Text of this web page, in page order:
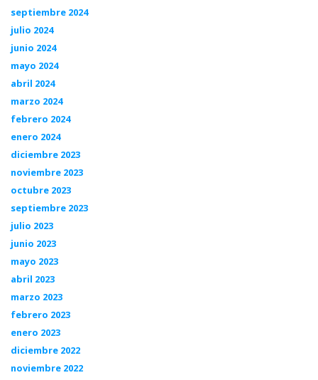
septiembre 2024
julio 2024
junio 2024
mayo 2024
abril 2024
marzo 2024
febrero 2024
enero 2024
diciembre 2023
noviembre 2023
octubre 2023
septiembre 2023
julio 2023
junio 2023
mayo 2023
abril 2023
marzo 2023
febrero 2023
enero 2023
diciembre 2022
noviembre 2022